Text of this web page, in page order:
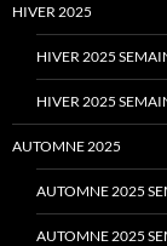
HIVER 2025
HIVER 2025
HIVER 2025
AUTOMNE 2025
AUTOMNE 2025
AUTOMNE 2025